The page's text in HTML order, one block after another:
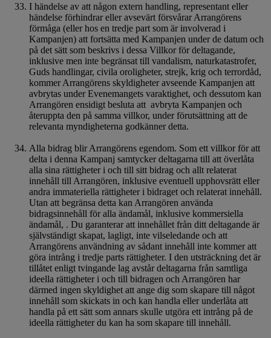
I händelse av att någon extern handling, representant eller
händelse förhindrar eller avsevärt försvårar Arrangörens
förmåga (eller hos en tredje part som är involverad i
Kampanjen) att fortsätta med Kampanjen under de datum och
på det sätt som beskrivs i dessa Villkor för deltagande,
inklusive men inte begränsat till vandalism, naturkatastrofer,
Guds handlingar, civila oroligheter, strejk, krig och terrordåd,
kommer Arrangörens skyldigheter avseende Kampanjen att
avbrytas under Evenemangets varaktighet, och dessutom kan
Arrangören ensidigt besluta att avbryta Kampanjen och
återuppta den på samma villkor, under förutsättning att de
relevanta myndigheterna godkänner detta.
Alla bidrag blir Arrangörens egendom. Som ett villkor för att
delta i denna Kampanj samtycker deltagarna till att överlåta
alla sina rättigheter i och till sitt bidrag och allt relaterat
innehåll till Arrangören, inklusive eventuell upphovsrätt eller
andra immateriella rättigheter i bidraget och relaterat innehåll.
Utan att begränsa detta kan Arrangören använda
bidragsinnehåll för alla ändamål, inklusive kommersiella
ändamål, . Du garanterar att innehållet från ditt deltagande är
självständigt skapat, lagligt, inte vilseledande och att
Arrangörens användning av sådant innehåll inte kommer att
göra intrång i tredje parts rättigheter. I den utsträckning det är
tillåtet enligt tvingande lag avstår deltagarna från samtliga
ideella rättigheter i och till bidragen och Arrangören har
därmed ingen skyldighet att ange dig som skapare till något
innehåll som skickats in och kan handla eller underlåta att
handla på ett sätt som annars skulle utgöra ett intrång på de
ideella rättigheter du kan ha som skapare till innehåll.